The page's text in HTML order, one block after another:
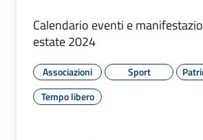
Calendario eventi e
estate 2024
Associazioni Sport
Tempo libero